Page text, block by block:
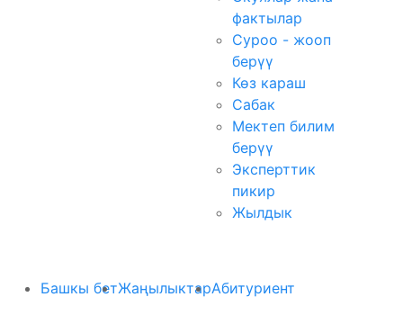
фактылар
Суроо - жооп
берүү
Көз караш
Сабак
Мектеп билим
берүү
Эксперттик
пикир
Жылдык
Башкы бетЖаңылыктарАбитуриент